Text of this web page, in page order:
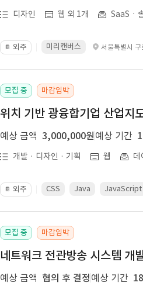
디자인 웹 외 1개 SaaSㆍ
📔 외주 미리캔버스 서울특별시 구
모집 중 마감임박
위치 기반 광융합기업 산업지
예상 금액 3,000,000원 예상 기간
개발 · 디자인 · 기획 웹 데
📔 외주 CSS Java JavaScript
모집 중 마감임박
네트워크 전관방송 시스템 개
예상 금액 협의 후 결정 예상 기간